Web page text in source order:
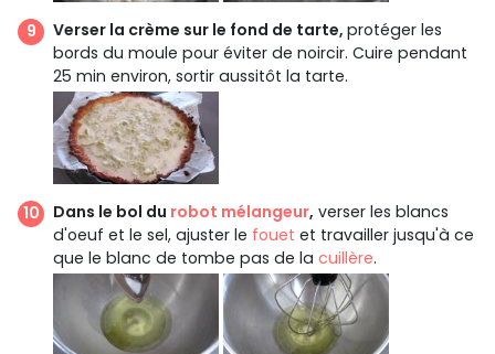
Verser la crème sur le fond de tarte, protéger les
bords du moule pour éviter de noircir. Cuire pendant
25 min environ, sortir aussitôt la tarte.
Dans le bol du robot mélangeur, verser les blancs
d'oeuf et le sel, ajuster le fouet et travailler jusqu'à ce
que le blanc de tombe pas de la cuillère.